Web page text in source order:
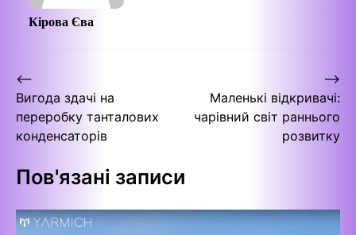
Кірова Єва
Навігація
записів
⟵
Вигода здачі на
переробку танталових
конденсаторів
Маленькі відкривачі:
чарівний світ раннього
розвитку
⟶
Пов'язані записи